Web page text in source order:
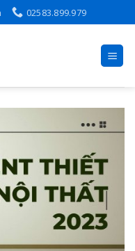
02583.899.979